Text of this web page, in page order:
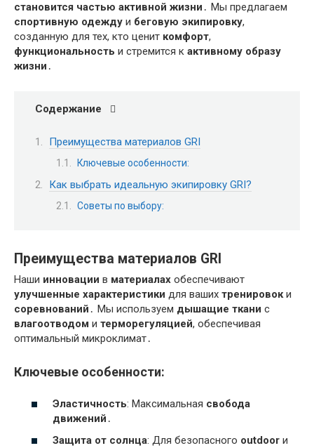
становится частью активной жизни ․ Мы предлагаем
спортивную одежду и беговую экипировку,
созданную для тех, кто ценит комфорт,
функциональность и стремится к активному образу
жизни ․
Содержание
Преимущества материалов GRI
Ключевые особенности:
Как выбрать идеальную экипировку GRI?
Советы по выбору:
Преимущества материалов GRI
Наши инновации в материалах обеспечивают
улучшенные характеристики для ваших тренировоки
соревнований ․ Мы используем дышащие ткани с
влагоотводом и терморегуляцией, обеспечивая
оптимальный микроклимат․
Ключевые особенности:
Эластичность: Максимальная свобода
движений ․
Защита от солнца: Для безопасного outdoor и